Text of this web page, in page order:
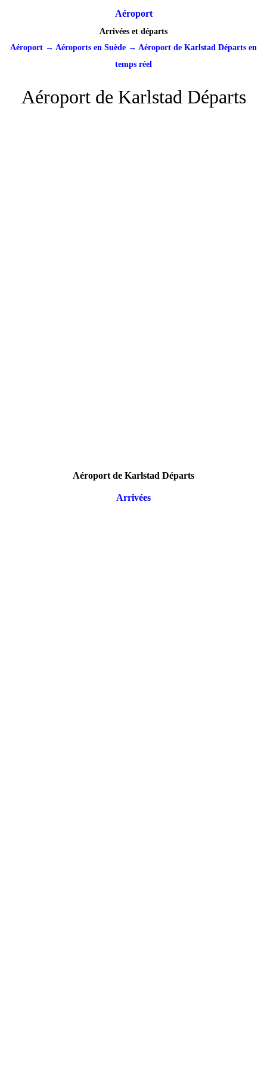
Aéroport
Arrivées et départs
Aéroport → Aéroports en Suède → Aéroport de Karlstad Départs en
temps réel
Aéroport de Karlstad Départs
Aéroport de Karlstad Départs
Arrivées